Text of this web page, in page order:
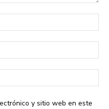
y sitio web en este